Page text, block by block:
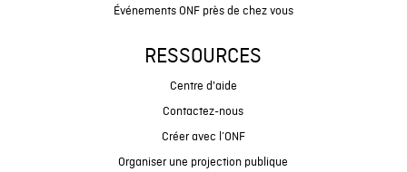
Événements ONF près de chez vous
RESSOURCES
Centre d'aide
Contactez-nous
Créer avec l’ONF
Organiser une projection publique